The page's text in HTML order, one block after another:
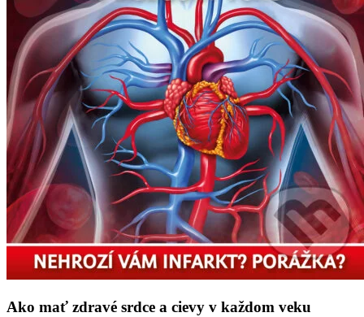
Ako mať zdravé srdce a cievy v každom veku